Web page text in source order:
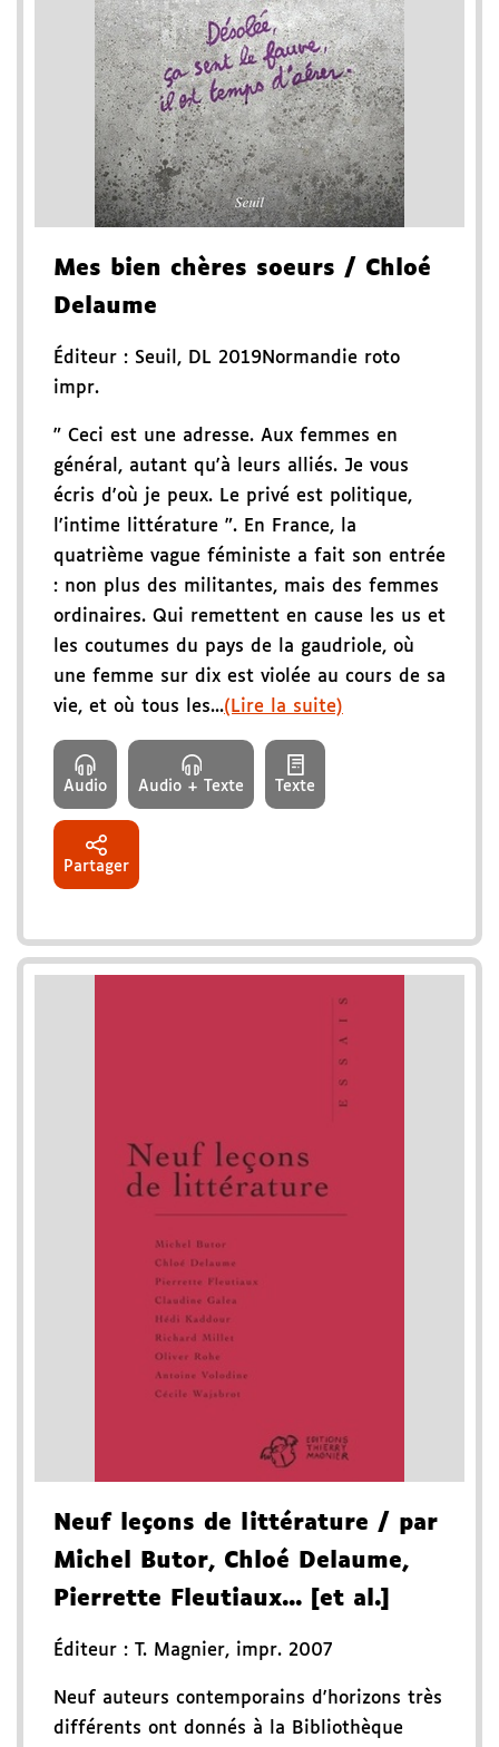
Mes bien chères soeurs / Chloé
Delaume
Éditeur : Seuil , DL 2019Normandie roto
impr.
" Ceci est une adresse. Aux femmes en
général, autant qu'à leurs alliés. Je vous
écris d'où je peux. Le privé est politique,
l'intime littérature ". En France, la
quatrième vague féministe a fait son entrée
: non plus des militantes, mais des femmes
ordinaires. Qui remettent en cause les us et
les coutumes du pays de la gaudriole, où
une femme sur dix est violée au cours de sa
vie, et où tous les...(Lire la suite)
Audio Audio + Texte Texte
Partager
Neuf leçons de littérature / par
Michel Butor, Chloé Delaume,
Pierrette Fleutiaux... [et al.]
Éditeur : T. Magnier, impr. 2007
Neuf auteurs contemporains d'horizons très
différents ont donnés à la Bibliothèque